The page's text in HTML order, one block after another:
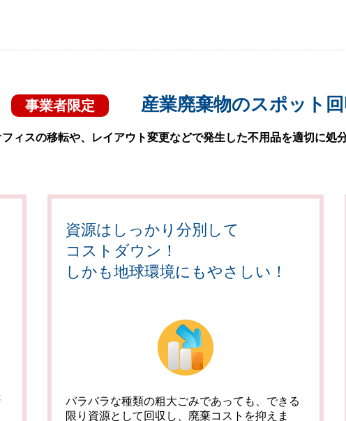
事業者限定 産業廃棄物のスポット
フィスの移転や、レイアウト変更などで発生した不用品を適切に処
資源はしっかり分別して
コストダウン！
しかも地球環境にもやさしい！
バラバラな種類の粗大ごみであっても、できる
限り資源として回収し、廃棄コストを抑えま